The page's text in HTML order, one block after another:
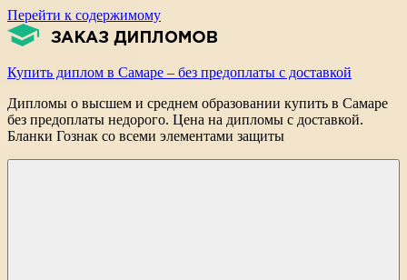
Перейти к содержимому
Купить диплом в Самаре – без предоплаты с доставкой
Дипломы о высшем и среднем образовании купить в Самаре
без предоплаты недорого. Цена на дипломы с доставкой.
Бланки Гознак со всеми элементами защиты